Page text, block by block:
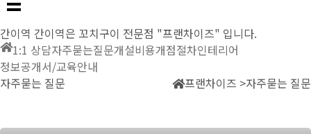
간이역 간이역은 꼬치구이 전문점 "프랜차이즈" 입니다.
1:1 상담자주묻는질문개설비용개점절차인테리어
정보공개서/교육안내
프랜차이즈 >자주묻는 질문
자주묻는 질문